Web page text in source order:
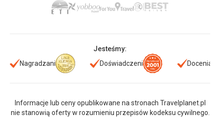
Jesteśmy:
Nagradzani
Doświadczeni Doceniani
Informacje lub ceny opublikowane na stronach Travelplanet.pl
nie stanowią oferty w rozumieniu przepisów kodeksu cywilnego.